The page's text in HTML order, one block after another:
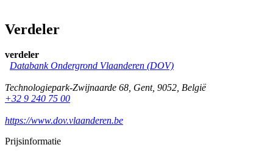
Verdeler
verdeler
Databank Ondergrond Vlaanderen (DOV)
Technologiepark-Zwijnaarde 68, Gent, 9052, België
+32 9 240 75 00
https://www.dov.vlaanderen.be
Prijsinformatie